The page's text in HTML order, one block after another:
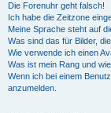
Die Forenuhr geht falsch!
Ich habe die Zeitzone
Meine Sprache steht auf
Was sind das für Bilder,
Wie verwende ich einen
Was ist mein Rang und
Wenn ich bei einem
anzumelden.